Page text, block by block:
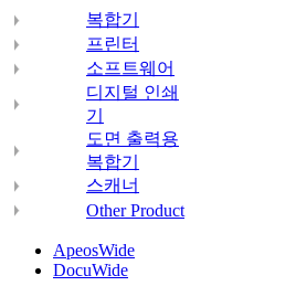
복합기
프린터
소프트웨어
디지털 인쇄
기
도면 출력용
복합기
스캐너
Other Product
ApeosWide
DocuWide